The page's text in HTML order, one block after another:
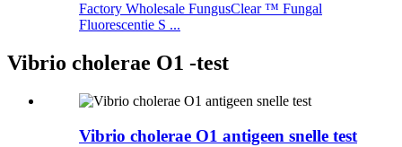
Factory Wholesale FungusClear ™ Fungal
Fluorescentie S ...
Vibrio cholerae O1 -test
Vibrio cholerae O1 antigeen snelle test